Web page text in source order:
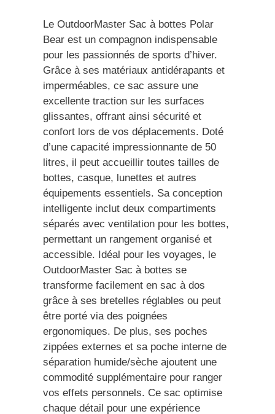
Le OutdoorMaster Sac à bottes Polar
Bear est un compagnon indispensable
pour les passionnés de sports d’hiver.
Grâce à ses matériaux antidérapants et
imperméables, ce sac assure une
excellente traction sur les surfaces
glissantes, offrant ainsi sécurité et
confort lors de vos déplacements. Doté
d’une capacité impressionnante de 50
litres, il peut accueillir toutes tailles de
bottes, casque, lunettes et autres
équipements essentiels. Sa conception
intelligente inclut deux compartiments
séparés avec ventilation pour les bottes,
permettant un rangement organisé et
accessible. Idéal pour les voyages, le
OutdoorMaster Sac à bottes se
transforme facilement en sac à dos
grâce à ses bretelles réglables ou peut
être porté via des poignées
ergonomiques. De plus, ses poches
zippées externes et sa poche interne de
séparation humide/sèche ajoutent une
commodité supplémentaire pour ranger
vos effets personnels. Ce sac optimise
chaque détail pour une expérience